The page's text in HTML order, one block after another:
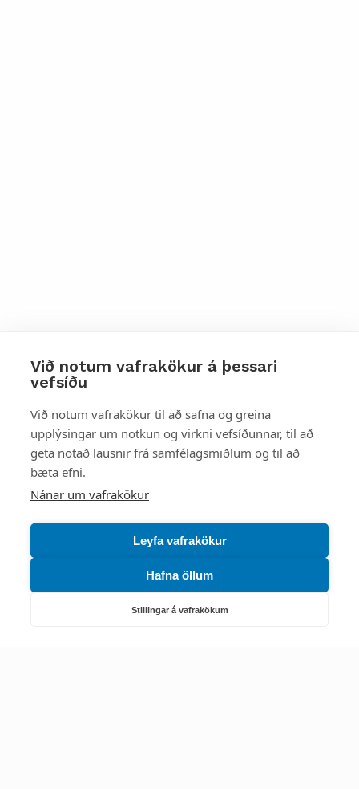
Við notum vafrakökur á þessari
vefsíðu
Við notum vafrakökur til að safna og greina
upplýsingar um notkun og virkni vefsíðunnar, til að
geta notað lausnir frá samfélagsmiðlum og til að
bæta efni.
Nánar um vafrakökur
Leyfa vafrakökur
Hafna öllum
Stillingar á vafrakökum
Styttu þér leið
Mest skoðað
Starfsstöðvar
Náttúruverndarstofnun
Veiðimál, friðlýst svæði, landvarsla og náttúruvernd